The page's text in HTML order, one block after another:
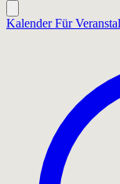
Kalender Für